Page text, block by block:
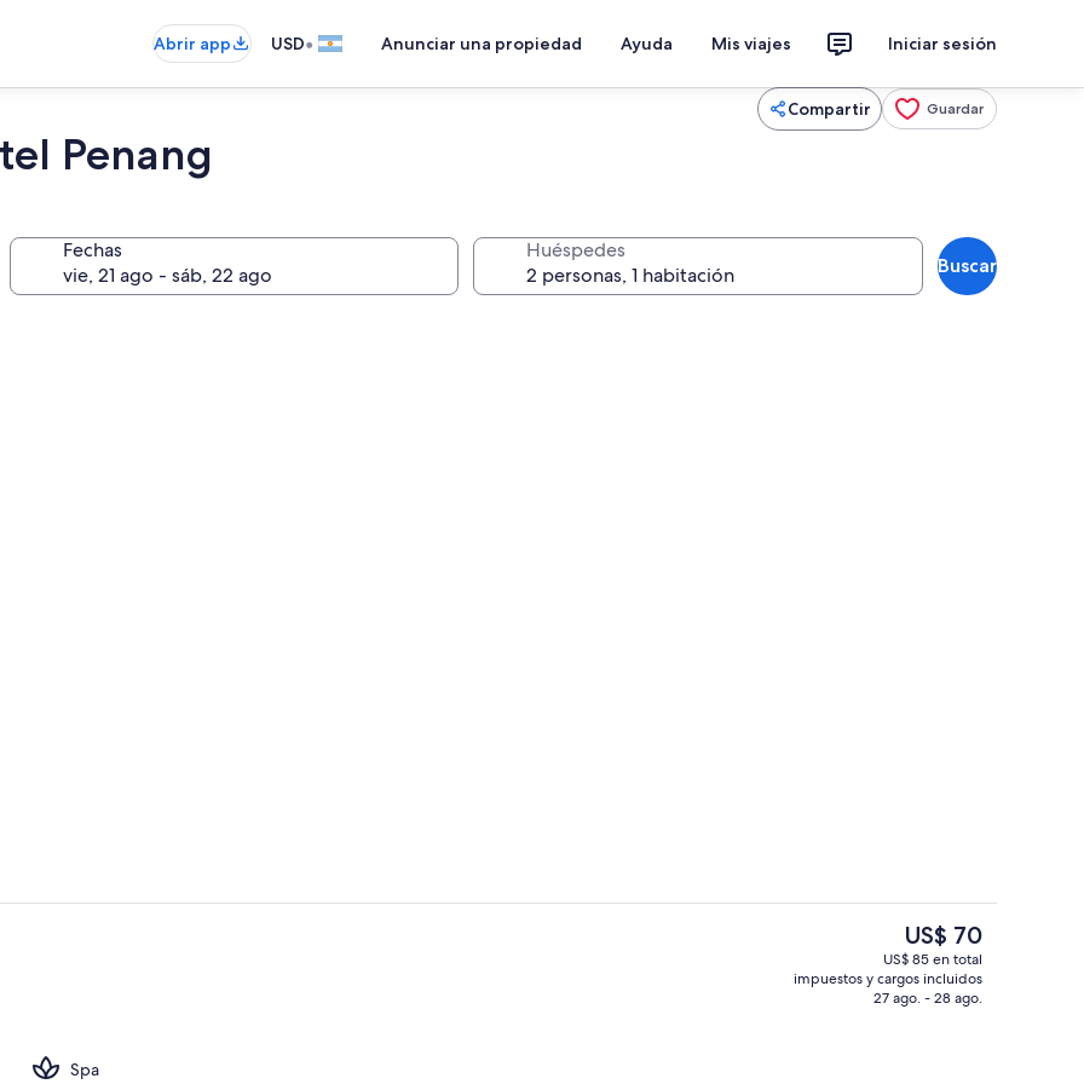
Abrir app USD• Anunciar una propiedad Ayuda Mis viajes Iniciar sesión
Compartir Guardar
Penang
Fechas Huéspedes
Buscar
Una piscina techada, guardavidas
Spa
El
precio
actual
es
US$ 70
US$ 85 en total
impuestos y cargos incluidos
27 ago. - 28 ago.